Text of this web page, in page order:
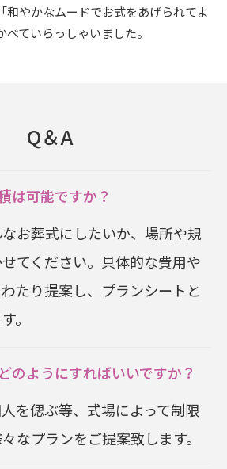
和やかなムードでお式をあげられてよ
ていらっしゃいました。
Q＆A
は可能ですか？
お葬式にしたいか、場所や規
てください。具体的な費用や
たり提案し、プランシートと
。
のようにすればいいですか？
を偲ぶ等、式場によって制限
なプランをご提案致します。